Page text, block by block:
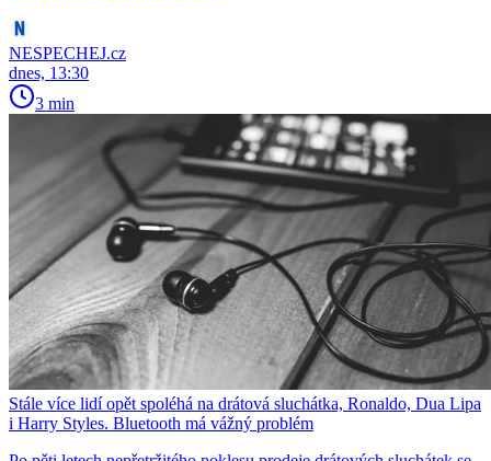
NESPECHEJ.cz
dnes, 13:30
3 min
Stále více lidí opět spoléhá na drátová sluchátka, Ronaldo, Dua Lipa
i Harry Styles. Bluetooth má vážný problém